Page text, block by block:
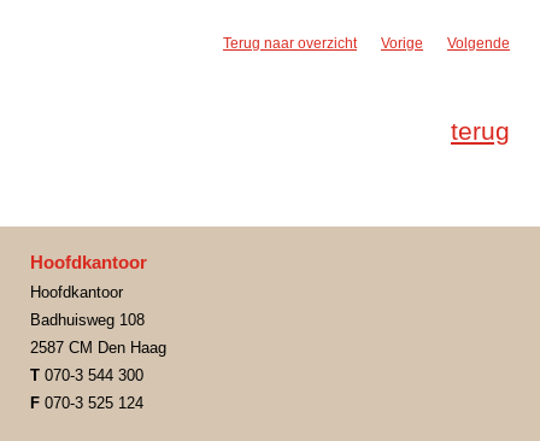
Terug naar overzicht Vorige Volgende
terug
Hoofdkantoor
Hoofdkantoor
Badhuisweg 108
2587 CM Den Haag
T 070-3 544 300
F 070-3 525 124